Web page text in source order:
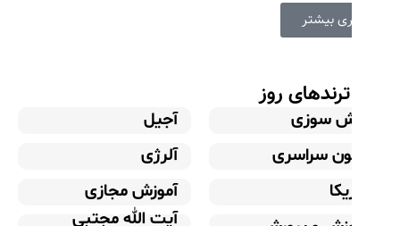
بیشتر
روز
سوزی
سراسری
آموزش مجازی
آیت الله مجتبی